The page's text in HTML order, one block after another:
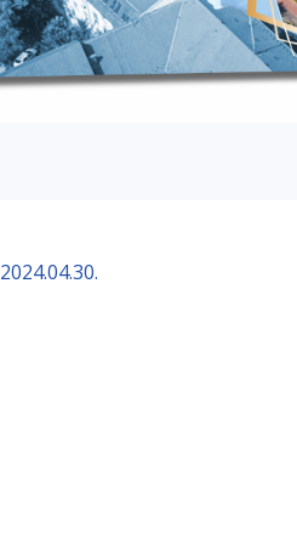
2024.04.30.